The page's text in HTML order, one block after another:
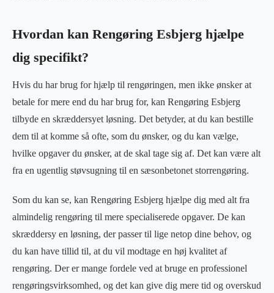
Hvordan kan Rengøring Esbjerg hjælpe
dig specifikt?
Hvis du har brug for hjælp til rengøringen, men ikke ønsker at
betale for mere end du har brug for, kan Rengøring Esbjerg
tilbyde en skræddersyet løsning. Det betyder, at du kan bestille
dem til at komme så ofte, som du ønsker, og du kan vælge,
hvilke opgaver du ønsker, at de skal tage sig af. Det kan være alt
fra en ugentlig støvsugning til en sæsonbetonet storrengøring.
Som du kan se, kan Rengøring Esbjerg hjælpe dig med alt fra
almindelig rengøring til mere specialiserede opgaver. De kan
skræddersy en løsning, der passer til lige netop dine behov, og
du kan have tillid til, at du vil modtage en høj kvalitet af
rengøring. Der er mange fordele ved at bruge en professionel
rengøringsvirksomhed, og det kan give dig mere tid og overskud